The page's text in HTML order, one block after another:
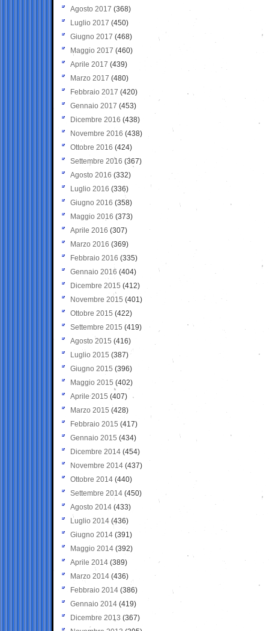
Agosto 2017 (368)
Luglio 2017 (450)
Giugno 2017 (468)
Maggio 2017 (460)
Aprile 2017 (439)
Marzo 2017 (480)
Febbraio 2017 (420)
Gennaio 2017 (453)
Dicembre 2016 (438)
Novembre 2016 (438)
Ottobre 2016 (424)
Settembre 2016 (367)
Agosto 2016 (332)
Luglio 2016 (336)
Giugno 2016 (358)
Maggio 2016 (373)
Aprile 2016 (307)
Marzo 2016 (369)
Febbraio 2016 (335)
Gennaio 2016 (404)
Dicembre 2015 (412)
Novembre 2015 (401)
Ottobre 2015 (422)
Settembre 2015 (419)
Agosto 2015 (416)
Luglio 2015 (387)
Giugno 2015 (396)
Maggio 2015 (402)
Aprile 2015 (407)
Marzo 2015 (428)
Febbraio 2015 (417)
Gennaio 2015 (434)
Dicembre 2014 (454)
Novembre 2014 (437)
Ottobre 2014 (440)
Settembre 2014 (450)
Agosto 2014 (433)
Luglio 2014 (436)
Giugno 2014 (391)
Maggio 2014 (392)
Aprile 2014 (389)
Marzo 2014 (436)
Febbraio 2014 (386)
Gennaio 2014 (419)
Dicembre 2013 (367)